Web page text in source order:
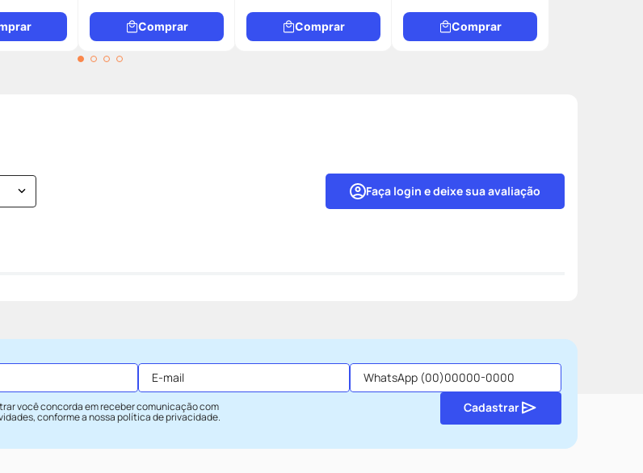
Comprar Comprar Comprar
Faça login e deixe sua avaliação
você concorda em receber comunicação com
conforme a nossapolítica de privacidade.
Cadastrar